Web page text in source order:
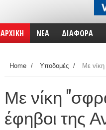
ΑΡΧΙΚΗ ΝΕΑ ΔΙΑΦΟΡΑ
Home / Υποδομές / Με
Με νίκη
έφηβοι της